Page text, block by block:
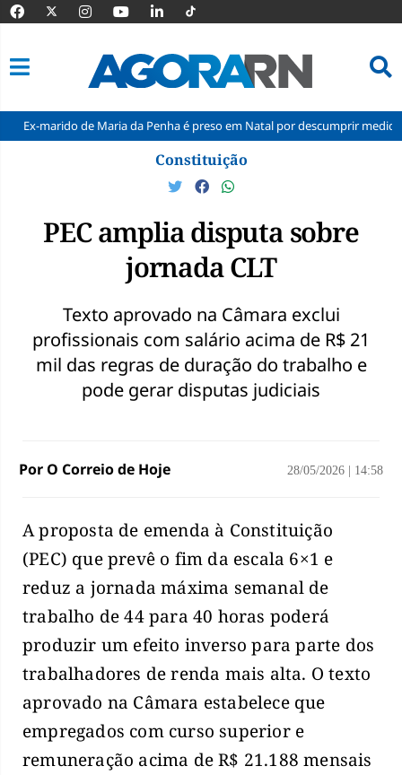
de Maria da Penha é preso em Natal por descumprir medida protetiva
Constituição
PEC amplia disputa sobre
jornada CLT
Texto aprovado na Câmara exclui
profissionais com salário acima de R$ 21
mil das regras de duração do trabalho e
pode gerar disputas judiciais
Por O Correio de Hoje 28/05/2026 14:58
A proposta de emenda à Constituição
(PEC) que prevê o fim da escala 6×1 e
reduz a jornada máxima semanal de
trabalho de 44 para 40 horas poderá
produzir um efeito inverso para parte dos
trabalhadores de renda mais alta. O texto
aprovado na Câmara estabelece que
empregados com curso superior e
remuneração acima de R$ 21.188 mensais